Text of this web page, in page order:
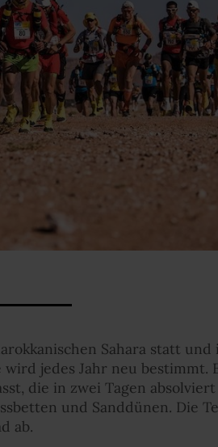
Sahara statt
jedes Jahr neu bestimmt.
die in zwei Tagen
und Sanddünen. Die
ab.